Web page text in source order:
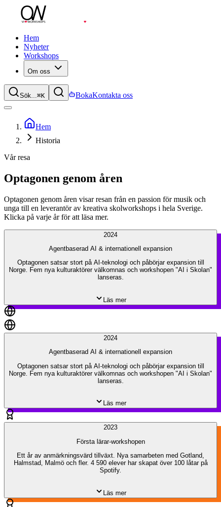
Hem
Nyheter
Workshops
Om oss
Sök...⌘K BokaKontakta oss
Hem
Historia
Vår resa
Optagonen genom åren
Optagonen genom åren visar resan från en passion för musik och
unga till en leverantör av kreativa skolworkshops i hela Sverige.
Klicka på varje år för att läsa mer.
2024
Agentbaserad AI & internationell expansion
Optagonen satsar stort på AI-teknologi och påbörjar expansion till
Norge. Fem nya kulturaktörer välkomnas och workshopen "AI i Skolan"
lanseras.
Läs mer
2024
Agentbaserad AI & internationell expansion
Optagonen satsar stort på AI-teknologi och påbörjar expansion till
Norge. Fem nya kulturaktörer välkomnas och workshopen "AI i Skolan"
lanseras.
Läs mer
2023
Första lärar-workshopen
Ett år av anmärkningsvärd tillväxt. Nya samarbeten med Gotland,
Halmstad, Malmö och fler. 4 590 elever har skapat över 100 låtar på
Spotify.
Läs mer